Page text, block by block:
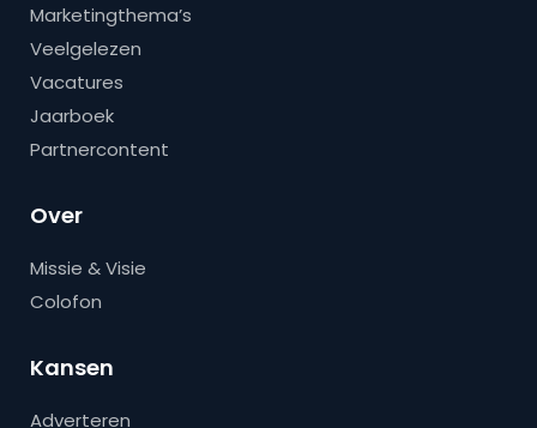
Marketingthema’s
Veelgelezen
Vacatures
Jaarboek
Partnercontent
Over
Missie & Visie
Colofon
Kansen
Adverteren